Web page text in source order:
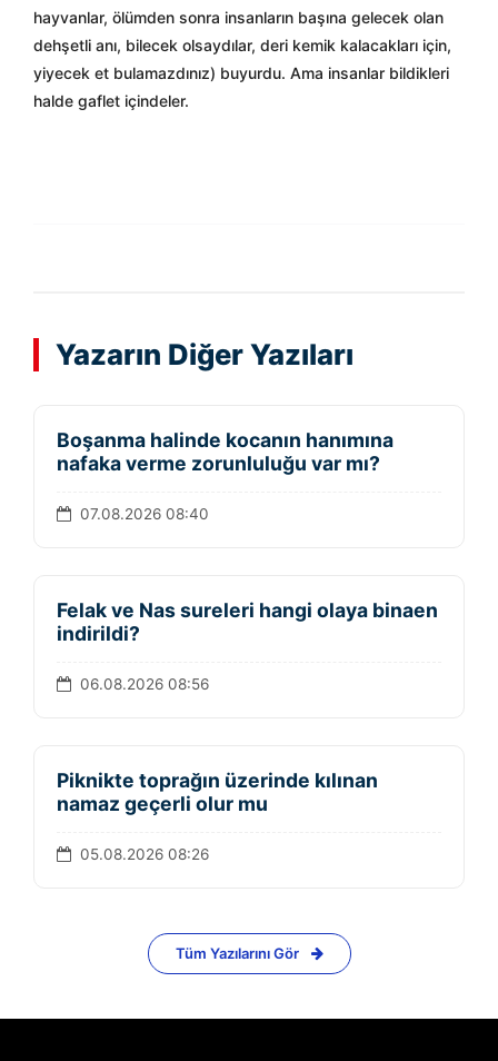
hayvanlar, ölümden sonra insanların başına gelecek olan
dehşetli anı, bilecek olsaydılar, deri kemik kalacakları için,
yiyecek et bulamazdınız) buyurdu. Ama insanlar bildikleri
halde gaflet içindeler.
Yazarın Diğer Yazıları
Boşanma halinde kocanın hanımına
nafaka verme zorunluluğu var mı?
07.08.2026 08:40
Felak ve Nas sureleri hangi olaya binaen
indirildi?
06.08.2026 08:56
Piknikte toprağın üzerinde kılınan
namaz geçerli olur mu
05.08.2026 08:26
Tüm Yazılarını Gör